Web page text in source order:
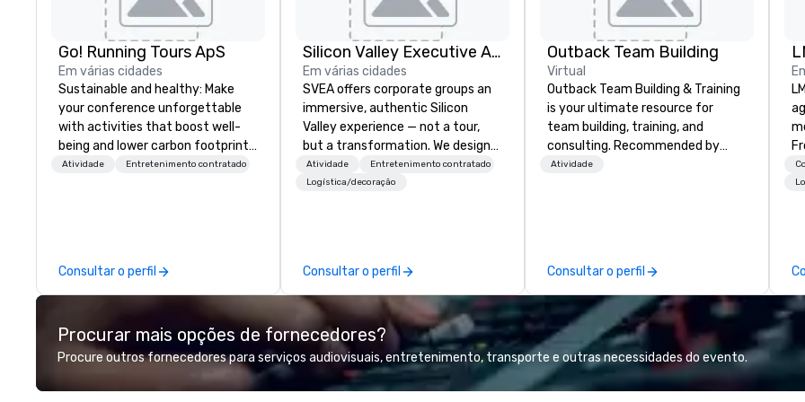
Go! Running Tours ApS
Em várias cidades
Sustainable and healthy: Make
your conference unforgettable
with activities that boost well-
being and lower carbon footprints.
Explore the world on the run with
Atividade Entretenimento contratado
Consultar o perfil
Silicon Valley Executive Academy
Em várias cidades
SVEA offers corporate groups an
immersive, authentic Silicon
Valley experience — not a tour,
but a transformation. We design
and facilitate custom executive
innovation tours, learning
delegations, incentive groups, and
corporate offsites. Whether your
group wants to think like a Silicon
Valley founder, explore the
mindsets driving the world's
fastest-growing companies, or
walk away with a practical
Atividade
Entretenimento contratado
Logística/decoração
Consultar o perfil
Outback Team Building
Virtual
Outback Team Building & Training
is your ultimate resource for
team building, training, and
consulting. Recommended by
over 30,000+ corporate groups
Atividade
Consultar o perfil
Procurar mais opções de fornecedores?
Procure outros fornecedores para serviços audiovisuais, entretenimento, transporte e outras necessidades do evento.